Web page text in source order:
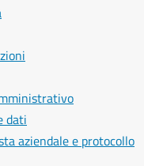
dati
aziendale e protocollo